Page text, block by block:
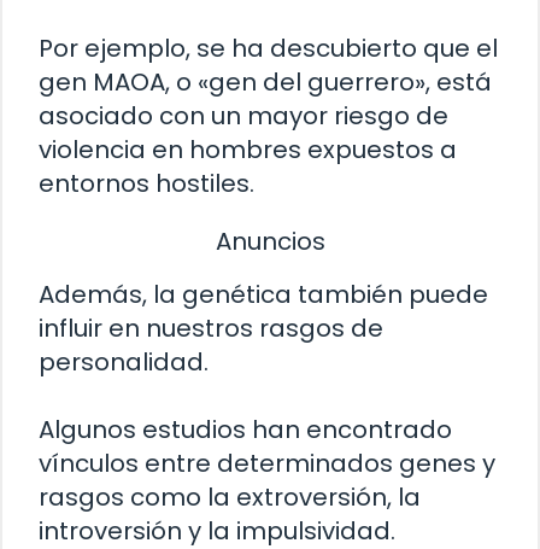
Por ejemplo, se ha descubierto que el
gen MAOA, o «gen del guerrero», está
asociado con un mayor riesgo de
violencia en hombres expuestos a
entornos hostiles.
Anuncios
Además, la genética también puede
influir en nuestros rasgos de
personalidad.
Algunos estudios han encontrado
vínculos entre determinados genes y
rasgos como la extroversión, la
introversión y la impulsividad.